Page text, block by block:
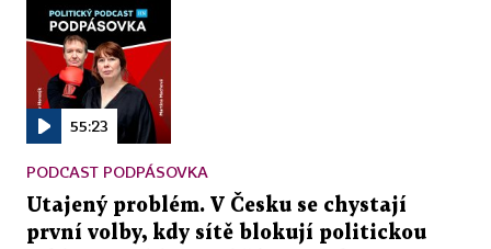
55:23
PODCAST PODPÁSOVKA
Utajený problém. V Česku se chystají
první volby, kdy sítě blokují politickou